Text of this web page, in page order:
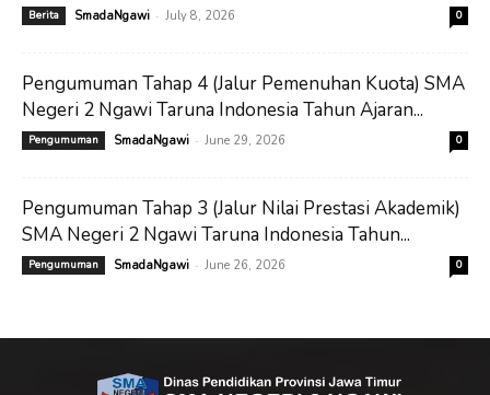
Berita SmadaNgawi - July 8, 2026 0
Pengumuman Tahap 4 (Jalur Pemenuhan Kuota) SMA
Negeri 2 Ngawi Taruna Indonesia Tahun Ajaran...
Pengumuman SmadaNgawi - June 29, 2026 0
Pengumuman Tahap 3 (Jalur Nilai Prestasi Akademik)
SMA Negeri 2 Ngawi Taruna Indonesia Tahun...
Pengumuman SmadaNgawi - June 26, 2026 0